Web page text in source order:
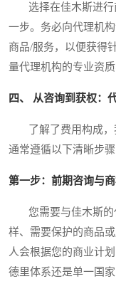
选择在佳木斯进行
一步。务必向代理机
商品/服务，以便获得
量代理机构的专业资
四、 从咨询到获权：
了解了费用构成，
通常遵循以下清晰步
第一步：前期咨询与
您需要与佳木斯的
样、需要保护的商品
人会根据您的商业计
德里体系还是单一国